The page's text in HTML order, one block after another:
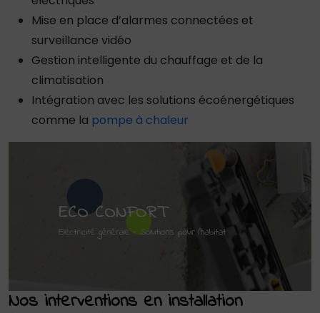
Mise en place d’alarmes connectées et
surveillance vidéo
Gestion intelligente du chauffage et de la
climatisation
Intégration avec les solutions écoénergétiques
comme la pompe à chaleur
Nos interventions en installation